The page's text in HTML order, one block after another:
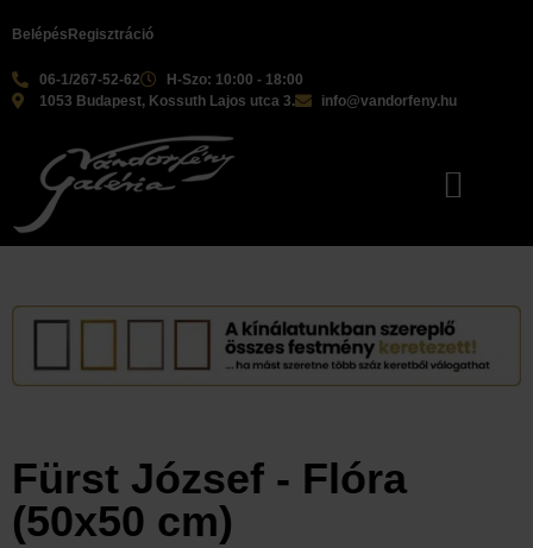
06-1/267-52-62
H-Szo: 10:00 - 18:00
1053 Budapest, Kossuth Lajos utca 3.
info@vandorfeny.hu
Belépés Regisztráció
Fürst József - Flóra
(50x50 cm)